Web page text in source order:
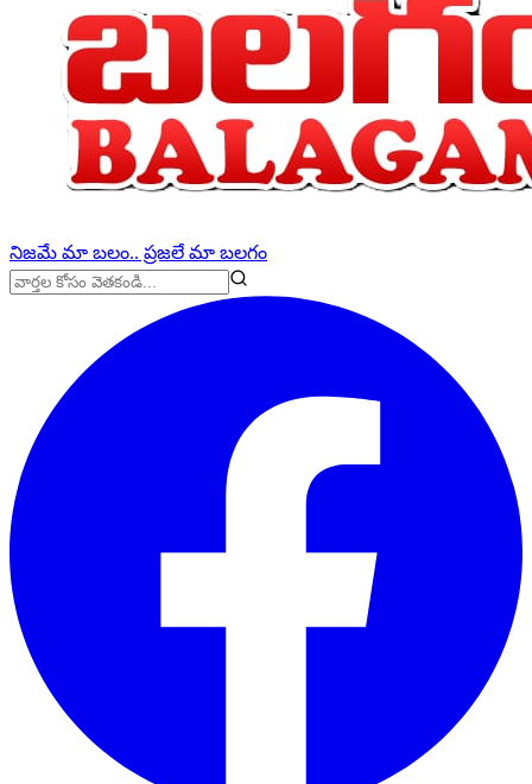
నిజమే మా బలం.. ప్రజలే మా బలగం